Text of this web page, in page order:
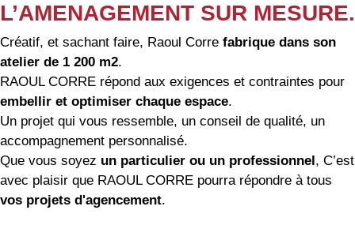
L’AMENAGEMENT SUR MESURE.
Créatif, et sachant faire, Raoul Corre fabrique dans son
atelier de 1 200 m2.
RAOUL CORRE répond aux exigences et contraintes pour
embellir et optimiser chaque espace.
Un projet qui vous ressemble, un conseil de qualité, un
accompagnement personnalisé.
Que vous soyez un particulier ou un professionnel, C’est
avec plaisir que RAOUL CORRE pourra répondre à tous
vos projets d'agencement.